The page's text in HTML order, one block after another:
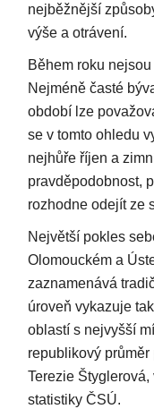
nejběžnější
výše a otrávení.
Během roku
Nejméně časté
období lze
se v tomto ohledu
nejhůře říjen a
pravděpodobnost,
rozhodne odejít ze
Největší pokles
Olomouckém a
zaznamenává
úroveň vykazuje
oblastí s nejvyšší
republikový průměr
Terezie
statistiky ČSÚ.